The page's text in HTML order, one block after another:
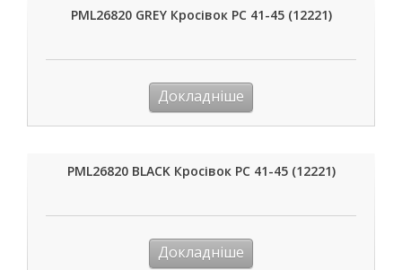
PML26820 GREY Кросівок РС 41-45 (12221)
Докладніше
PML26820 BLACK Кросівок РС 41-45 (12221)
Докладніше